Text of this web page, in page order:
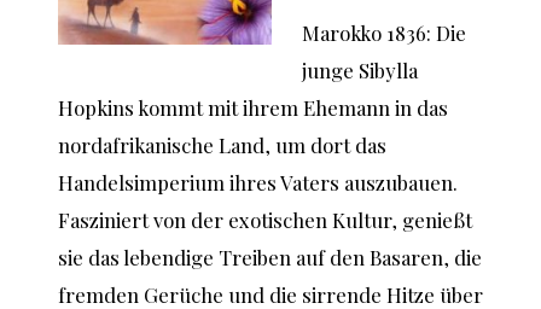
Marokko 1836: Die
junge Sibylla
Hopkins kommt mit ihrem Ehemann in das
nordafrikanische Land, um dort das
Handelsimperium ihres Vaters auszubauen.
Fasziniert von der exotischen Kultur, genießt
sie das lebendige Treiben auf den Basaren, die
fremden Gerüche und die sirrende Hitze über